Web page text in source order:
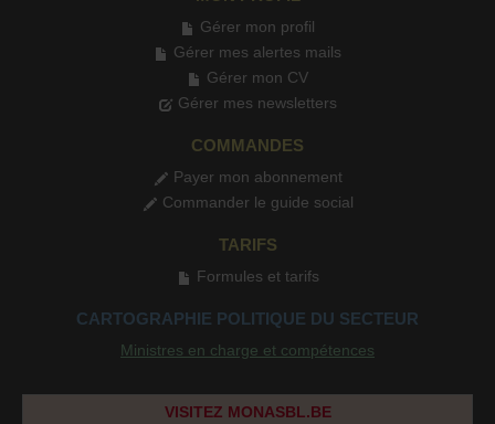
Gérer mon profil
Gérer mes alertes mails
Gérer mon CV
Gérer mes newsletters
COMMANDES
Payer mon abonnement
Commander le guide social
TARIFS
Formules et tarifs
CARTOGRAPHIE POLITIQUE DU SECTEUR
Ministres en charge et compétences
VISITEZ MONASBL.BE